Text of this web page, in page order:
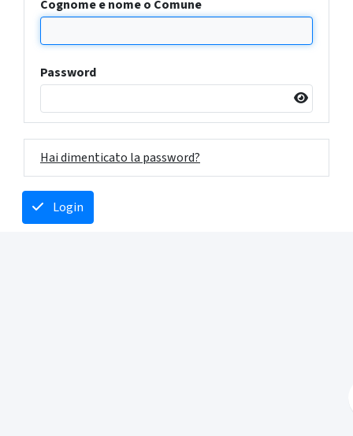
Cognome e nome o Comune
Password
Hai dimenticato la password?
Login